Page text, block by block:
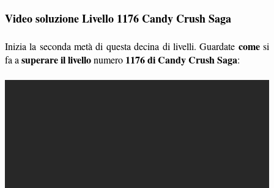
Video soluzione Livello 1176 Candy Crush Saga
Inizia la seconda metà di questa decina di livelli. Guardate comesi
fa a superare il livellonumero 1176 di Candy Crush Saga: